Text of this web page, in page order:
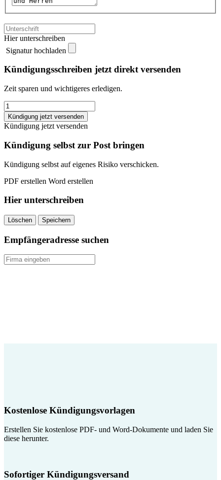
Hier unterschreiben
Signatur hochladen
Kündigungsschreiben jetzt direkt versenden
Zeit sparen und wichtigeres erledigen.
Unfallversicherung
Kündigungsschreiben
quantity
Kündigung jetzt versenden
Kündigung jetzt versenden
Kündigung selbst zur Post bringen
Kündigung selbst auf eigenes Risiko verschicken.
PDF erstellen Word erstellen
Hier unterschreiben
Löschen Speichern
Empfängeradresse suchen
Kostenlose Kündigungsvorlagen
Erstellen Sie kostenlose PDF- und Word-Dokumente und laden Sie
diese herunter.
Sofortiger Kündigungsversand